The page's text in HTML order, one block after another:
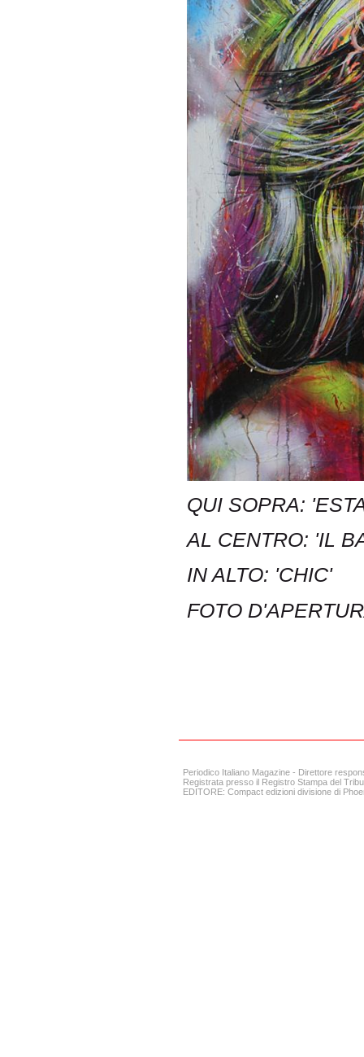
QUI SOPRA:
AL CENTRO: 'IL
IN ALTO: 'CHIC'
FOTO
Periodico Italiano Magazine - Direttore
Registrata presso il Registro Stampa del
EDITORE: Compact edizioni divisione di